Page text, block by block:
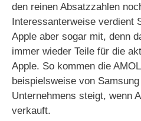
den reinen Absatzzahlen
Interessanterweise verdient
Apple aber sogar mit, denn
immer wieder Teile für die
Apple. So kommen die
beispielsweise von
Unternehmens steigt, wenn
verkauft.